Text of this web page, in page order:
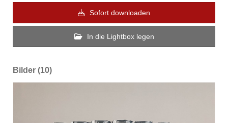
Sofort downloaden
In die Lightbox legen
Bilder (10)